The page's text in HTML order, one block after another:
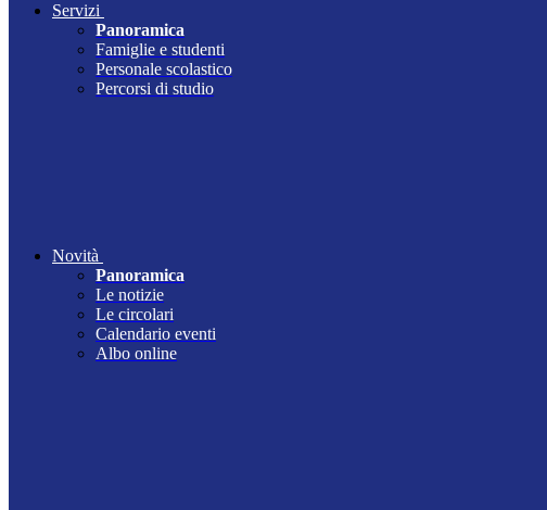
Servizi
Panoramica
Famiglie e studenti
Personale scolastico
Percorsi di studio
Novità
Panoramica
Le notizie
Le circolari
Calendario eventi
Albo online